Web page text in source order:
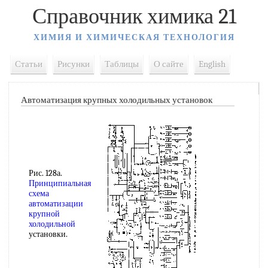
Справочник химика 21
ХИМИЯ И ХИМИЧЕСКАЯ ТЕХНОЛОГИЯ
Статьи Рисунки Таблицы О сайте English
Автоматизация крупных холодильных установок
Рис. 128а.
Принципиальная
схема
автоматизации
крупной
холодильной
установки.